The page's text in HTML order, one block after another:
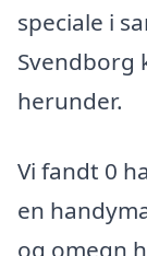
speciale i
Svendborg
herunder.
Vi fandt 0
en
og omegn